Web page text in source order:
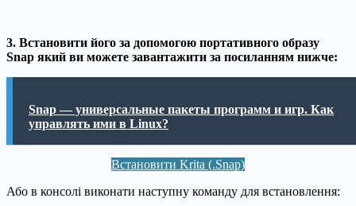
3. Встановити його за допомогою портативного образу
Snap який ви можете завантажити за посиланням нижче:
Snap — универсальные пакеты программ и игр. Как
управлять ими в Linux?
Встановити Krita (.Snap)
Або в консолі виконати наступну команду для встановлення: